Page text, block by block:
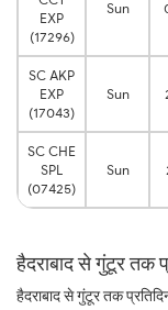
EXP
(17296)
Sun
SC AKP
EXP
(17043)
Sun
SC CHE
SPL
(07425)
Sun
हैदराबाद से गुंटूर तक
हैदराबाद से गुंटूर तक